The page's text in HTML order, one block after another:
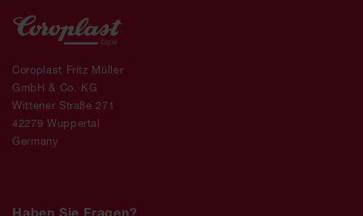
Coroplast Fritz Müller
GmbH & Co. KG
Wittener Straße 271
42279 Wuppertal
Germany
Haben Sie Fragen?